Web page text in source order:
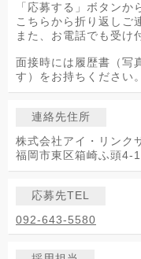
「応募する」ボタンか
こちらから折り返しご
また、お電話でも受け
面接時には履歴書（写
す）をお持ちください。
連絡先住所
株式会社アイ・リンク
福岡市東区箱崎ふ頭4-
応募先TEL
092-643-5580